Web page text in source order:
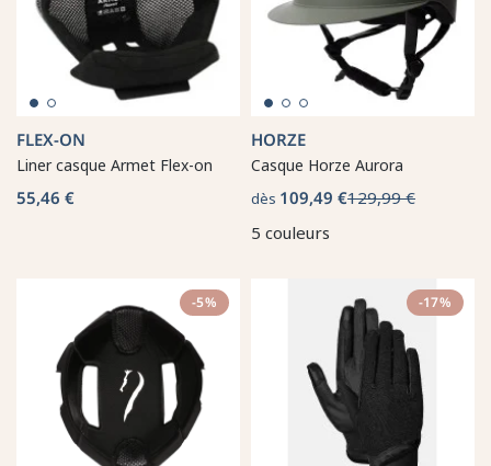
FLEX-ON
Liner casque Armet Flex-on
55,46 €
HORZE
Casque Horze Aurora
dès 109,49 €129,99 €
5 couleurs
-5% -17%